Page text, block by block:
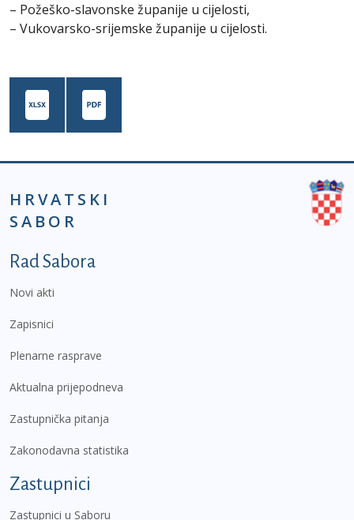
– Požeško-slavonske županije u cijelosti,
– Vukovarsko-srijemske županije u cijelosti.
HRVATSKI
SABOR
Podnožje prvi izbornik
Rad Sabora
Novi akti
Zapisnici
Plenarne rasprave
Aktualna prijepodneva
Zastupnička pitanja
Zakonodavna statistika
Zastupnici
Zastupnici u Saboru